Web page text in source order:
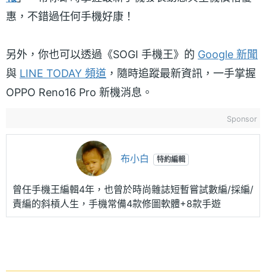
惠，不錯過任何手機好康！
另外，你也可以透過《SOGI 手機王》的 Google 新聞
與 LINE TODAY 頻道 ，隨時追蹤最新資訊，一手掌握
OPPO Reno16 Pro 新機消息。
Sponsor
布小白 特約編輯
曾任手機王編輯4年，也曾於時尚雜誌短暫嘗試數編/採編/
責編的斜槓人生，手機常備4款修圖軟體+8款手遊